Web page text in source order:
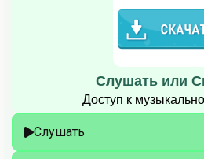
Слушать или
Доступ к
Слушать